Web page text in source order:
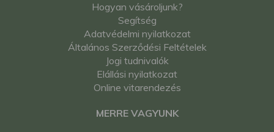
Hogyan vásároljunk?
Segítség
Adatvédelmi nyilatkozat
Általános Szerződési Feltételek
Jogi tudnivalók
Elállási nyilatkozat
Online vitarendezés
MERRE VAGYUNK